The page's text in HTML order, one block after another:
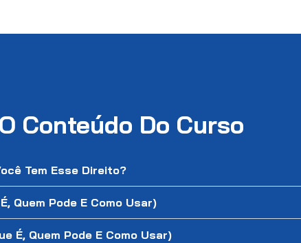
Conteúdo Do Curso
Tem Esse Direito?
Quem Pode E Como Usar)
É, Quem Pode E Como Usar)